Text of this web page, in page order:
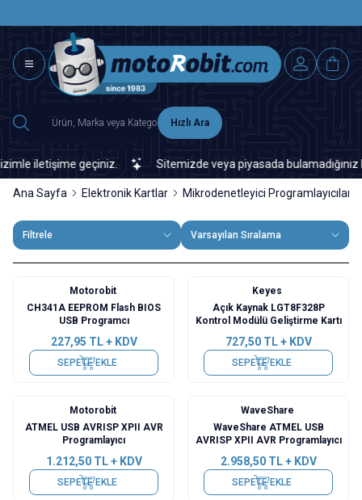
Hızlı Ara
iletişime geçiniz. Sitemizde veya piyasada bulamadığınız
Ana Sayfa Elektronik Kartlar Mikrodenetleyici Programlayıcılar
Filtrele Varsayılan Sıralama
Motorobit
CH341A EEPROM Flash BIOS
USB Programcı
227,95 TL + KDV
SEPETE EKLE
Keyes
Açık Kaynak LGT8F328P
Kontrol Modülü Geliştirme Kartı
727,50TL + KDV
SEPETE EKLE
Motorobit
ATMEL USB AVRISP XPII AVR
Programlayıcı
1.212,50TL + KDV
SEPETE EKLE
WaveShare
WaveShare ATMEL USB
AVRISP XPII AVR Programlayıcı
2.958,50TL + KDV
SEPETE EKLE